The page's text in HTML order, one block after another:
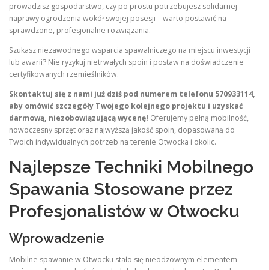
prowadzisz gospodarstwo, czy po prostu potrzebujesz solidarnej
naprawy ogrodzenia wokół swojej posesji – warto postawić na
sprawdzone, profesjonalne rozwiązania.
Szukasz niezawodnego wsparcia spawalniczego na miejscu inwestycji
lub awarii? Nie ryzykuj nietrwałych spoin i postaw na doświadczenie
certyfikowanych rzemieślników.
Skontaktuj się z nami już dziś pod numerem telefonu 570933114,
aby omówić szczegóły Twojego kolejnego projektu i uzyskać
darmową, niezobowiązującą wycenę! Oferujemy pełną mobilność,
nowoczesny sprzęt oraz najwyższą jakość spoin, dopasowaną do
Twoich indywidualnych potrzeb na terenie Otwocka i okolic.
Najlepsze Techniki Mobilnego
Spawania Stosowane przez
Profesjonalistów w Otwocku
Wprowadzenie
Mobilne spawanie w Otwocku stało się nieodzownym elementem